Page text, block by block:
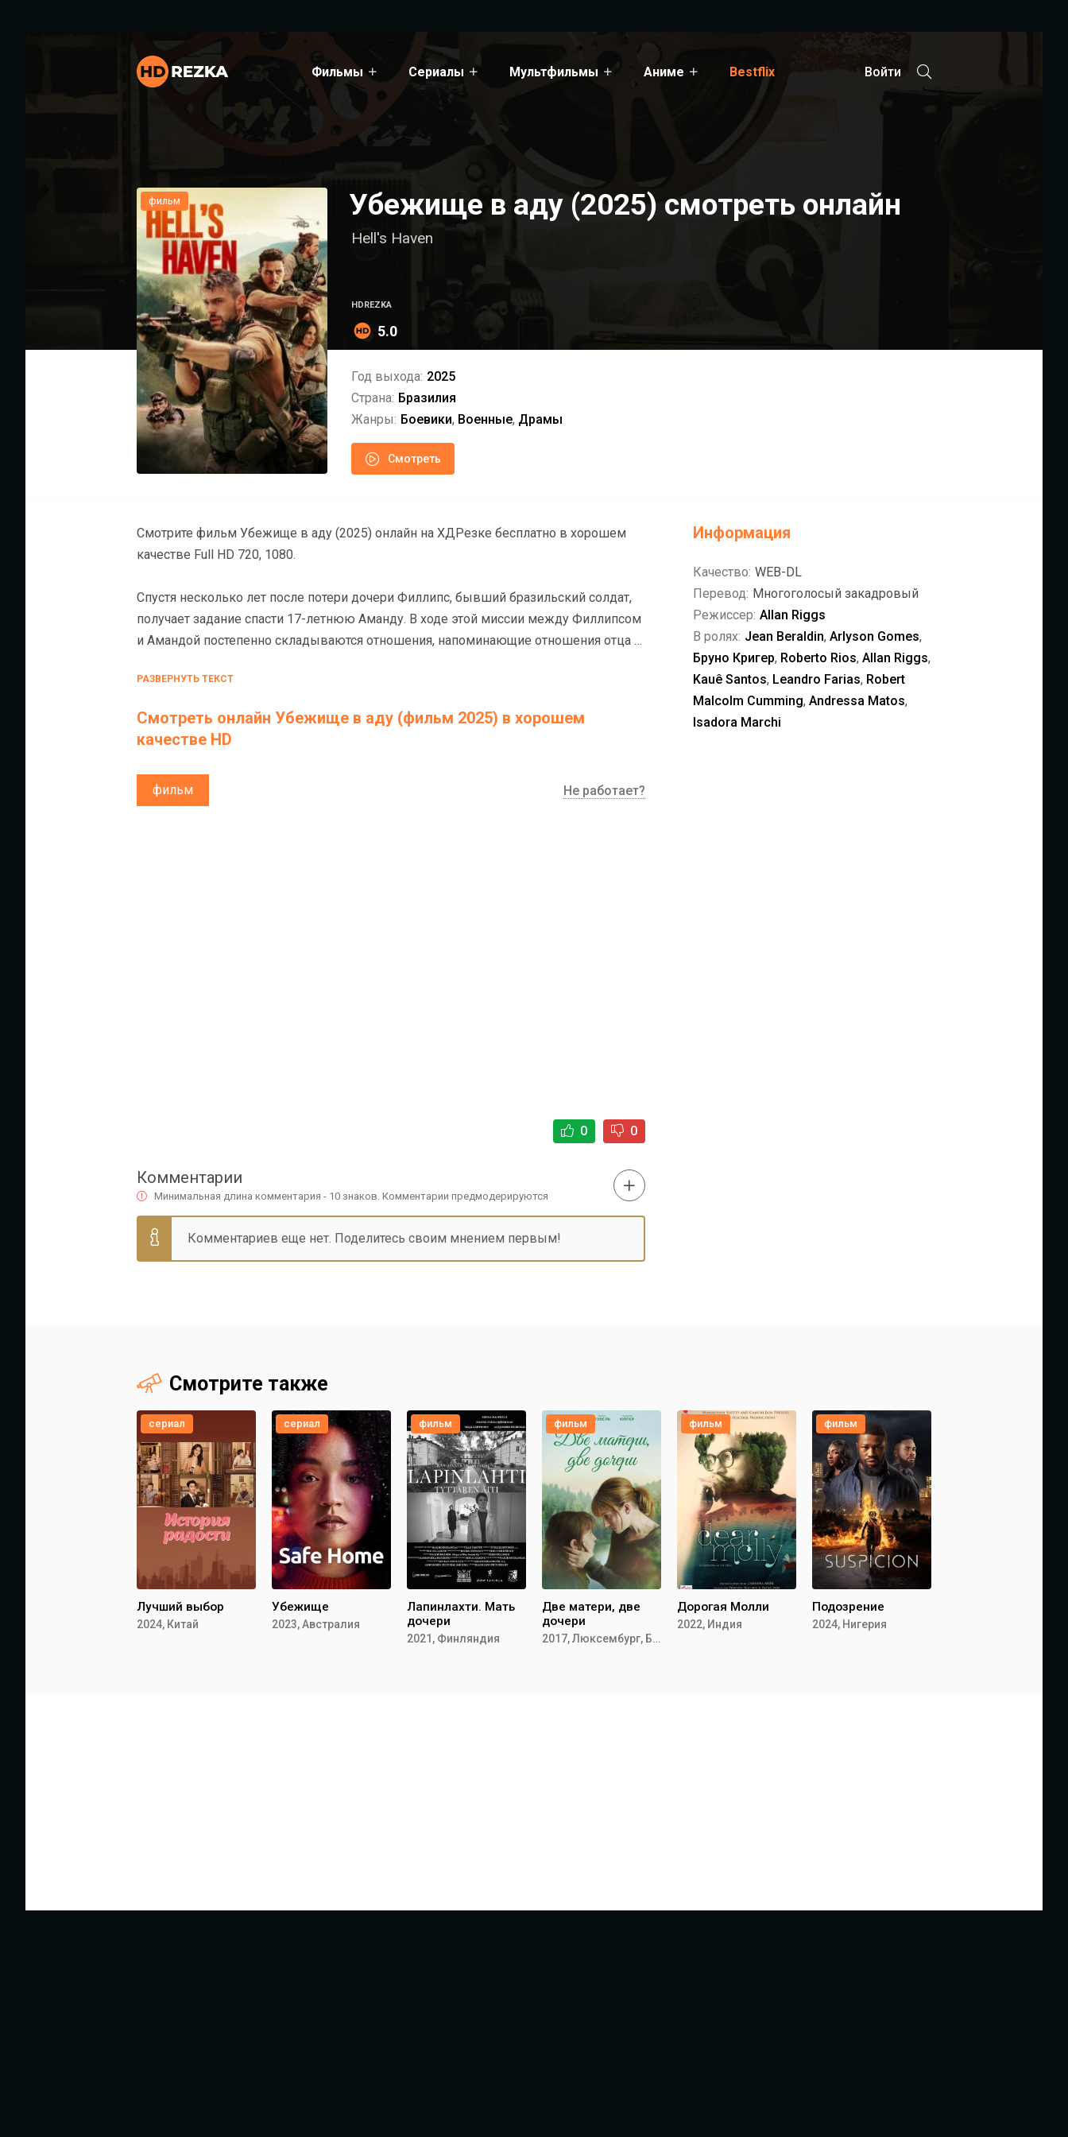
Фильмы Сериалы Мультфильмы Аниме Bestflix Войти
Убежище в аду (2025) смотреть онлайн
фильм
Hell's Haven
HDREZKA
5.0
Год выхода: 2025
Страна: Бразилия
Жанры: Боевики, Военные, Драмы
Смотреть
Смотрите фильм Убежище в аду (2025) онлайн на ХДРезке бесплатно в хорошем
качестве Full HD 720, 1080.
Спустя несколько лет после потери дочери Филлипс, бывший бразильский солдат,
получает задание спасти 17-летнюю Аманду. В ходе этой миссии между Филлипсом
и Амандой постепенно складываются отношения, напоминающие отношения отца и
РАЗВЕРНУТЬ ТЕКСТ
Смотреть онлайн Убежище в аду (фильм 2025) в хорошем
качестве HD
фильм Не работает?
0 0
Комментарии
Минимальная длина комментария - 10 знаков. Комментарии предмодерируются
Комментариев еще нет. Поделитесь своим мнением первым!
Информация
Качество: WEB-DL
Перевод: Многоголосый закадровый
Режиссер: Allan Riggs
В ролях: Jean Beraldin, Arlyson Gomes,
Бруно Кригер, Roberto Rios, Allan Riggs,
Kauê Santos, Leandro Farias, Robert
Malcolm Cumming, Andressa Matos,
Isadora Marchi
Смотрите также
сериал
Лучший выбор
2024, Китай
сериал
Убежище
2023, Австралия
фильм
Лапинлахти. Мать
дочери
2021, Финляндия
фильм
Две матери, две
дочери
2017, Люксембург, Бельгия, Франция
фильм
Дорогая Молли
2022, Индия
фильм
Подозрение
2024, Нигерия